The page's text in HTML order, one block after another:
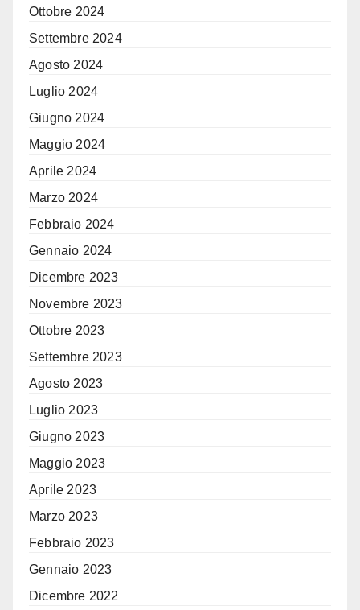
Ottobre 2024
Settembre 2024
Agosto 2024
Luglio 2024
Giugno 2024
Maggio 2024
Aprile 2024
Marzo 2024
Febbraio 2024
Gennaio 2024
Dicembre 2023
Novembre 2023
Ottobre 2023
Settembre 2023
Agosto 2023
Luglio 2023
Giugno 2023
Maggio 2023
Aprile 2023
Marzo 2023
Febbraio 2023
Gennaio 2023
Dicembre 2022